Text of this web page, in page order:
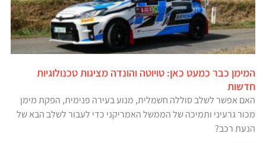
המימן כבר כמעט כאן: טויוטה והונדה מציגות טכנולוגיות
חדשות
האם אפשר לשלב סוללה חשמלית, מנוע בעירה פנימית, הפקת מימן
מכור גרעיני ותמיכה של הממשל האמריקני כדי לעבור לשלב הבא של
הנעת רכב?